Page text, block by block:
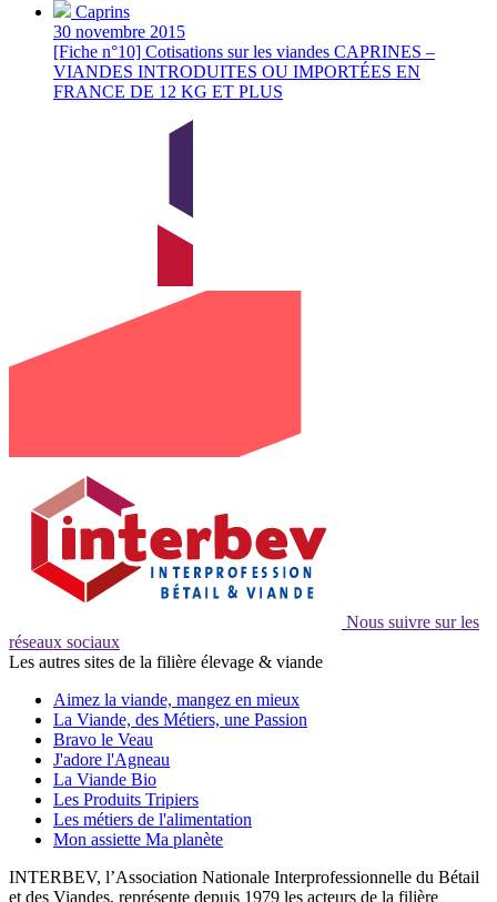
Caprins
30 novembre 2015
[Fiche n°10] Cotisations sur les viandes CAPRINES –
VIANDES INTRODUITES OU IMPORTÉES EN
FRANCE DE 12 KG ET PLUS
Nous suivre sur les
réseaux sociaux
Les autres sites de la filière élevage & viande
Aimez la viande, mangez en mieux
La Viande, des Métiers, une Passion
Bravo le Veau
J'adore l'Agneau
La Viande Bio
Les Produits Tripiers
Les métiers de l'alimentation
Mon assiette Ma planète
INTERBEV, l’Association Nationale Interprofessionnelle du Bétail
et des Viandes, représente depuis 1979 les acteurs de la filière